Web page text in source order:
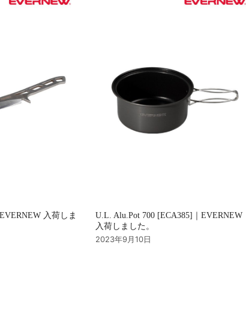
入荷しま
U.L. Alu.Pot 700 [ECA385]｜EVERNEW
入荷しました。
2023年9月10日